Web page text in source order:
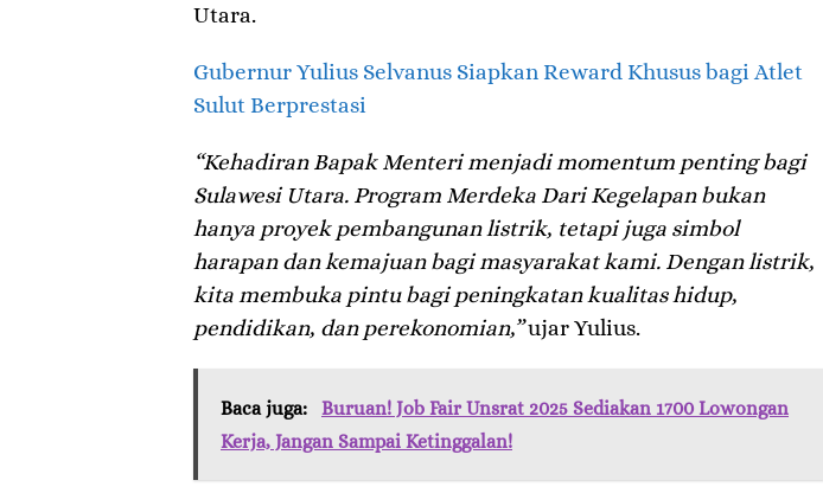
Utara.
Gubernur Yulius Selvanus Siapkan Reward Khusus bagi Atlet
Sulut Berprestasi
“Kehadiran Bapak Menteri menjadi momentum penting bagi
Sulawesi Utara. Program Merdeka Dari Kegelapan bukan
hanya proyek pembangunan listrik, tetapi juga simbol
harapan dan kemajuan bagi masyarakat kami. Dengan listrik,
kita membuka pintu bagi peningkatan kualitas hidup,
pendidikan, dan perekonomian,”ujar Yulius.
Baca juga:
Buruan! Job Fair Unsrat 2025 Sediakan 1700 Lowongan
Kerja, Jangan Sampai Ketinggalan!